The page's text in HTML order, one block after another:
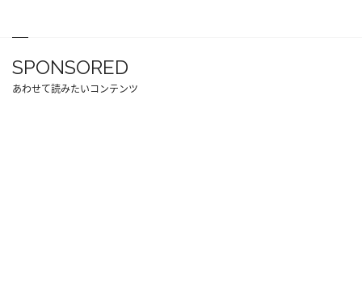
SPONSORED
あわせて読みたいコンテンツ